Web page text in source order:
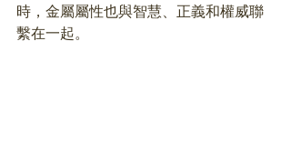
時，金屬屬性也與智慧、正義和權威聯
繫在一起。